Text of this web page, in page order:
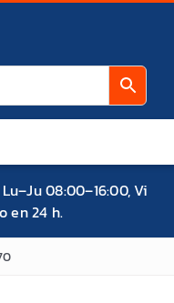
08:00–16:00, Vi
en 24 h.